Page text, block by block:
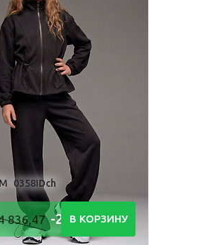
0358IDch
836,47-21 474
В КОРЗИНУ